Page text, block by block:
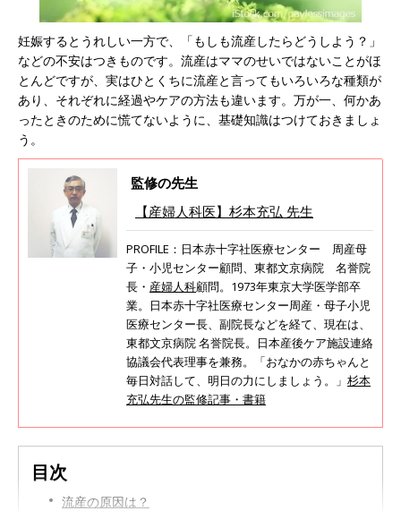
妊娠するとうれしい一方で、「もしも流産したらどうしよう？」
などの不安はつきものです。流産はママのせいではないことがほ
とんどですが、実はひとくちに流産と言ってもいろいろな種類が
あり、それぞれに経過やケアの方法も違います。万が一、何かあ
ったときのために慌てないように、基礎知識はつけておきましょ
う。
監修の先生
【産婦人科医】杉本充弘 先生
PROFILE：日本赤十字社医療センター 周産母
子・小児センター顧問、東都文京病院 名誉院
長・ 産婦人科顧問。1973年東京大学医学部卒
業。日本赤十字社医療センター周産・母子小児
医療センター長、副院長などを経て、現在は、
東都文京病院 名誉院長。日本産後ケア施設連絡
協議会代表理事を兼務。「おなかの赤ちゃんと
毎日対話して、明日の力にしましょう。」 杉本
充弘先生の監修記事・書籍
目次
流産の原因は？